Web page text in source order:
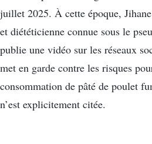
juillet 2025. À cette époque, Jihane
et diététicienne connue sous le
publie une vidéo sur les réseaux
met en garde contre les risques
consommation de pâté de poulet
n’est explicitement citée.